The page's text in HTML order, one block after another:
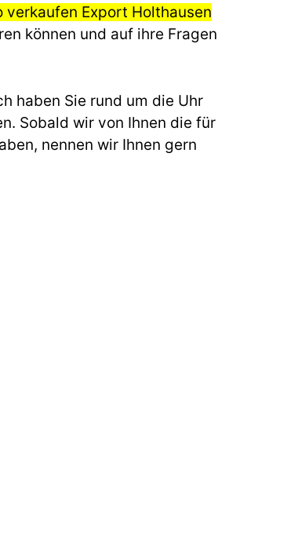
verkaufen Export Holthausen
können und auf ihre Fragen
haben Sie rund um die Uhr
Sobald wir von Ihnen die für
nennen wir Ihnen gern